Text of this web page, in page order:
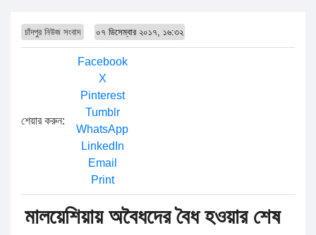
চাঁদপুর নিউজ সংবাদ ০৭ ডিসেম্বার ২০১৭, ১৬:৩২
শেয়ার করুন:
Facebook
X
Pinterest
Tumblr
WhatsApp
LinkedIn
Email
Print
মালয়েশিয়ায় অবৈধদের বৈধ হওয়ার শেষ